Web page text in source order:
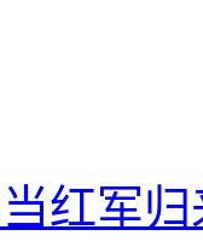
红军